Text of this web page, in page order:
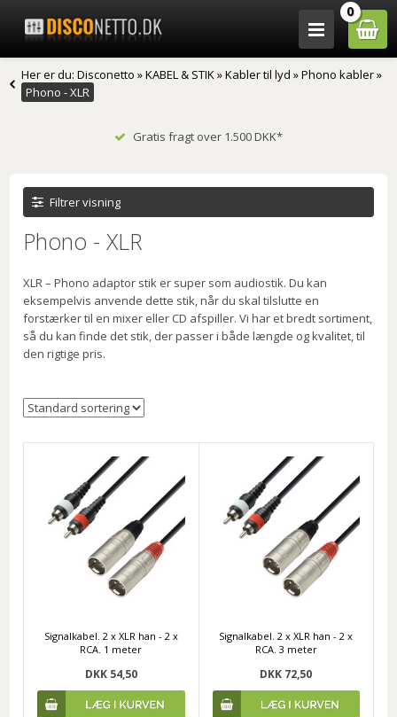
0
Her er du:Disconetto »KABEL & STIK»Kabler til lyd »Phono kabler»
Phono - XLR
Gratis fragt over 1.500 DKK*
Filtrer visning
Phono - XLR
XLR – Phono adaptor stik er super som audiostik. Du kan
eksempelvis anvende dette stik, når du skal tilslutte en
forstærker til en mixer eller CD afspiller. Vi har et bredt sortiment,
så du kan finde det stik, der passer i både længde og kvalitet, til
den rigtige pris.
Signalkabel. 2 x XLR han - 2 x
RCA. 1 meter
DKK 54,50
Signalkabel. 2 x XLR han - 2 x
RCA. 3 meter
DKK 72,50